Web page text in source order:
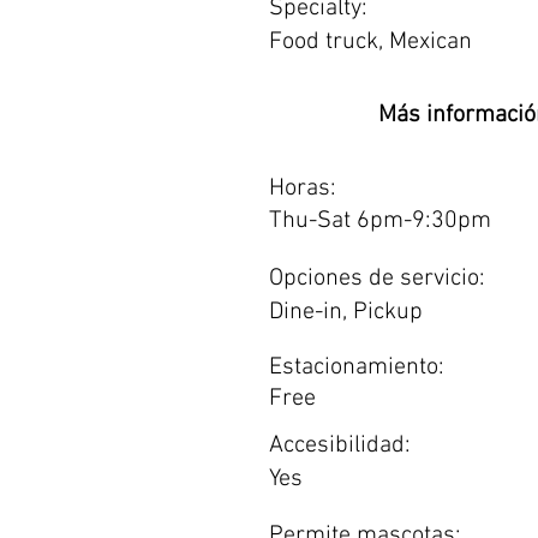
Specialty:
Food truck, Mexican
Más
Horas:
Thu-Sat 6pm-9:30pm
Opciones de servicio:
Dine-in, Pickup
Estacionamiento:
Free
Accesibilidad:
Yes